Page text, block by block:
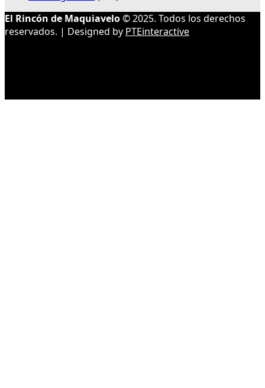
El Rincón de Maquiavelo© 2025. Todos los derechos
reservados. | Designed by PTEinteractive